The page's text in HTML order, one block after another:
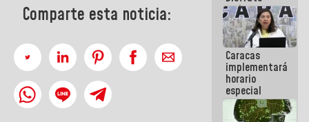
Comparte esta noticia: cada vez
que escribes
porque lo
que haces
es
embarrarla
Caracas
implementará
horario
especial
para
adaptarse